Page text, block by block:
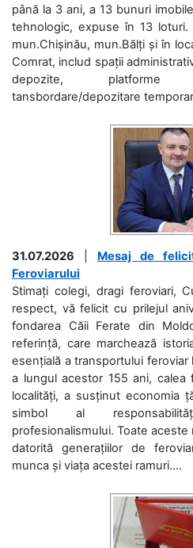
până la 3 ani, a 13 bunuri
tehnologic, expuse în 13 loturi.
mun.Chișinău, mun.Bălți și în
Comrat, includ spații
depozite,
tansbordare/depozitare
31.07.2026
Mesaj de
Feroviarului
Stimați colegi, dragi feroviari,
respect, vă felicit cu prilejul
fondarea Căii Ferate din
referință, care marchează
esențială a transportului feroviar
a lungul acestor 155 ani, calea
localități, a susținut economia
simbol al
profesionalismului. Toate aceste
datorită generațiilor de
munca și viața acestei ramuri....